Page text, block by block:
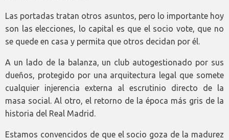
Las portadas tratan otros asuntos, pero lo importante hoy
son las elecciones, lo capital es que el socio vote, que no
se quede en casa y permita que otros decidan por él.
A un lado de la balanza, un club autogestionado por sus
dueños, protegido por una arquitectura legal que somete
cualquier injerencia externa al escrutinio directo de la
masa social. Al otro, el retorno de la época más gris de la
historia del Real Madrid.
Estamos convencidos de que el socio goza de la madurez